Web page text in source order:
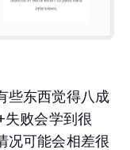
些东西觉得八成
失败会学到很
况可能会相差很